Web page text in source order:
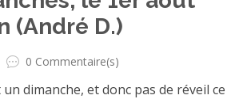
(André D.)
0 Commentaire(s)
dimanche, et donc pas de réveil ce